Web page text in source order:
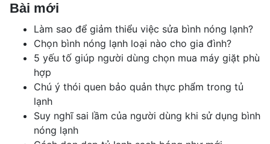
Bài mới
Làm sao để giảm thiểu việc sửa bình nóng lạnh?
Chọn bình nóng lạnh loại nào cho gia đình?
5 yếu tố giúp người dùng chọn mua máy giặt phù
hợp
Chú ý thói quen bảo quản thực phẩm trong tủ
lạnh
Suy nghĩ sai lầm của người dùng khi sử dụng bình
nóng lạnh